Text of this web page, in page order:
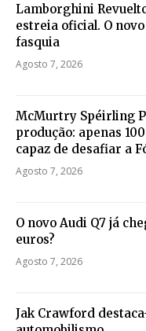
Lamborghini
estreia oficial. O
fasquia
Agosto 7, 2026
McMurtry Spéirling
produção: apenas
capaz de desafiar a
Agosto 7, 2026
O novo Audi Q7 já
euros?
Agosto 7, 2026
Jak Crawford